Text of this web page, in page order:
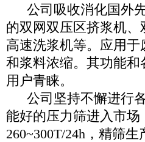
公司吸收消化国外先
的双网双压区挤浆机
高速洗浆机等。应用
和浆料浓缩。其功能
用户青睐。
公司坚持不懈进行各
能好的压力筛进入市
260~300T/24h，精筛